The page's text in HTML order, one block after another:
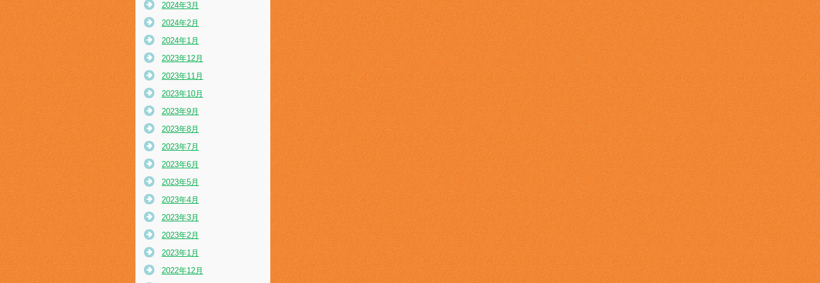
2024年3月
2024年2月
2024年1月
2023年12月
2023年11月
2023年10月
2023年9月
2023年8月
2023年7月
2023年6月
2023年5月
2023年4月
2023年3月
2023年2月
2023年1月
2022年12月